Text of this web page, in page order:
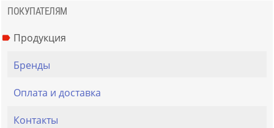
ПОКУПАТЕЛЯМ
Продукция
Бренды
Оплата и доставка
Контакты